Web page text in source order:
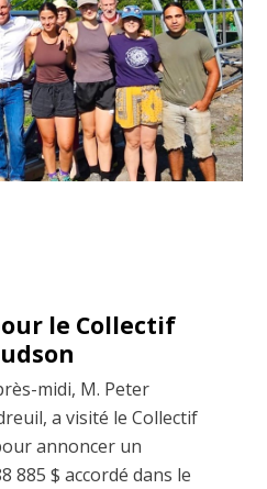
le Collectif
midi, M. Peter
a visité le Collectif
annoncer un
885 $ accordé dans le